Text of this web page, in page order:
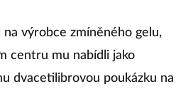
výrobce zmíněného gelu,
centru mu nabídli jako
dvacetilibrovou poukázku na